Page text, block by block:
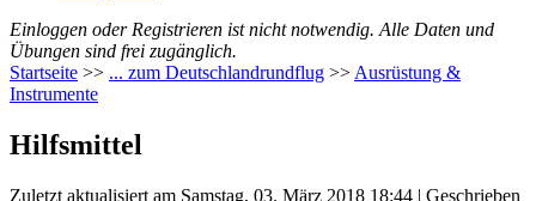
Einloggen oder Registrieren ist nicht notwendig. Alle Daten und
Übungen sind frei zugänglich.
Startseite >> ... zum Deutschlandrundflug >> Ausrüstung &
Instrumente
Hilfsmittel
Zuletzt aktualisiert am Samstag, 03. März 2018 18:44 | Geschrieben